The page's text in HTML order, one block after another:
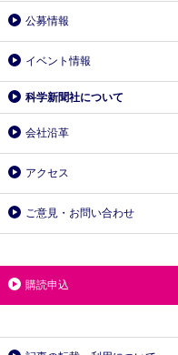
公募情報
イベント情報
科学新聞社について
会社沿革
アクセス
ご意見・お問い合わせ
購読申込